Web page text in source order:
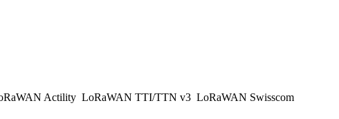
Actility LoRaWAN TTI/TTN v3 LoRaWAN Swisscom